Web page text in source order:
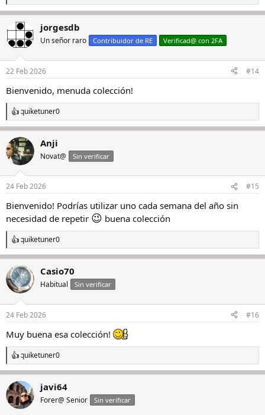
e
c
c
i
e
:
jorgesdb
Un señor raro Contribuidor de RE Verificad@ con 2FA
22 Feb 2026 #14
Bienvenido, menuda colección!
R
e
a
c
c
i
e
:
quiketuner0
Anji
Novat@ Sin verificar
24 Feb 2026 #15
Bienvenido! Podrías utilizar uno cada semana del año sin
necesidad de repetir 😉 buena colección
R
e
c
c
i
e
:
quiketuner0
Casio70
Habitual Sin verificar
24 Feb 2026 #16
Muy buena esa colección!
R
e
a
c
c
i
quiketuner0
javi64
Forer@ Senior Sin verificar